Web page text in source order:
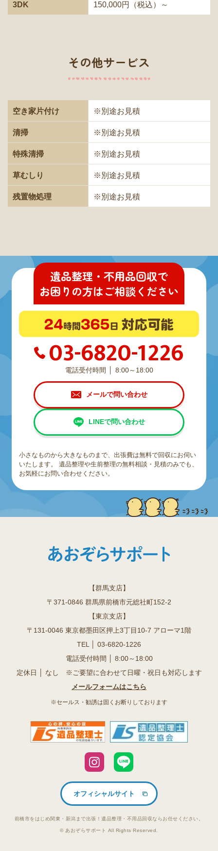
3DK 150,000円（税込）～
その他サービス
空き家片付け ※別途お見積
清掃 ※別途お見積
特殊清掃 ※別途お見積
草むしり ※別途お見積
残置物処理 ※別途お見積
遺品整理・不用品回収で
お困りの方はご相談ください
03-6820-1226
電話受付時間 8:00～18:00
メールで問い合わせ
LINEで問い合わせ
小さなものから大きなものまで、出張費は無料で回収にお伺い
いたします。
遺品整理や生前整理の無料相談・見積のみでも、
お気軽にお問い合わせください。
【群馬支店】
〒371-0846 群馬県前橋市元総社町152-2
【東京支店】
〒131-0046 東京都墨田区押上3丁目10-7 アローマ1階
TEL │ 03-6820-1226
電話受付時間 │ 8:00～18:00
定休日 │ なし ※ご要望に合わせて日曜・祝日も対応します
メールフォームはこちら
※セールス・勧誘は固くお断りしております
オフィシャルサイト
前橋市をはじめ関東・新潟まで出張！遺品整理・不用品回収ならお任せください。
© あおぞらサポート All Rights Reserved.